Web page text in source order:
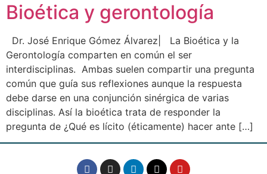
Bioética y gerontología
Dr. José Enrique Gómez Álvarez| La Bioética y la
Gerontología comparten en común el ser
interdisciplinas. Ambas suelen compartir una pregunta
común que guía sus reflexiones aunque la respuesta
debe darse en una conjunción sinérgica de varias
disciplinas. Así la bioética trata de responder la
pregunta de ¿Qué es lícito (éticamente) hacer ante […]